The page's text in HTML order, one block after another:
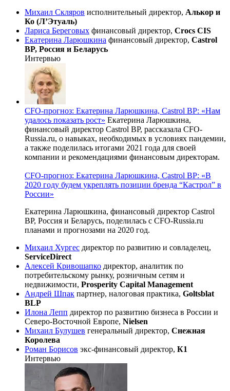
Михаил Скляров исполнительный директор, Алькор и
Ко (Л’Этуаль)
Лариса Береговых финансовый директор, Crocs CIS
Екатерина Ларюшкина финансовый директор, Castrol
BP, Россия и Беларусь
Интервью
CFO-прогноз: Екатерина Ларюшкина, Castrol BP: «Нам
удалось показать рост» Екатерина Ларюшкина,
финансовый директор Castrol BP, рассказала CFO-
Russia.ru, о навыках, необходимых в условиях пандемии,
а также поделилась итогами 2021 года для своей
компании и рекомендациями финансовым директорам.
CFO-прогноз: Екатерина Ларюшкина, Castrol BP: «В
2020 году будем укреплять позиции бренда “Кастрол” в
России»
Екатерина Ларюшкина, финансовый директор Castrol
BP, Россия и Беларусь, поделилась с CFO-Russia.ru
планами и прогнозами на 2020 год.
Михаил Хургес директор по развитию и совладелец,
ServiceDirect
Алексей Кривошапко директор, аналитик по
потребительскому рынку, розничным сетям и
недвижимости, Prosperity Capital Management
Андрей Шпак партнер, налоговая практика, Goltsblat
BLP
Илона Лепп директор по развитию бизнеса в России и
Северо-Восточной Европе, Nielsen
Михаил Булушев генеральный директор, Снежная
Королева
Роман Борисов экс-финансовый директор, К1
Интервью